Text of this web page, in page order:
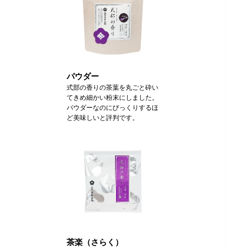
パウダー
式部の香りの茶葉を丸ごと砕い
てきめ細かい粉末にしました。
パウダーなのにびっくりするほ
ど美味しいと評判です。
茶楽（さらく）